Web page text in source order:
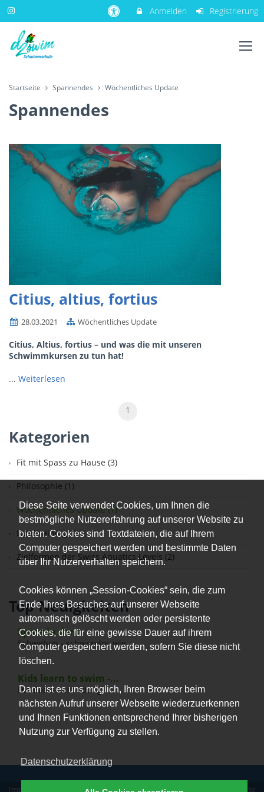
Diese Seite verwendet Cookies, um Ihnen die
bestmögliche Nutzererfahrung auf unserer Website zu
bieten. Cookies sind Textdateien, die auf Ihrem
Computer gespeichert werden und bestimmte Daten
über Ihr Nutzerverhalten speichern.
Cookies können „Session-Cookies“ sein, die zum
Ende Ihres Besuches auf unserer Webseite
automatisch gelöscht werden oder persistente
Cookies, die für eine gewisse Dauer auf ihrem
Computer gespeichert werden, sofern Sie diese nicht
löschen.
Dann ist es uns möglich, Ihren Browser beim
nächsten Aufruf unserer Webseite wiederzuerkennen
und Ihnen Funktionen entsprechend Ihrer bisherigen
Nutzung zur Verfügung zu stellen.
Datenschutzerklärung
Anmelden Registrierung
Startseite Spannendes Wöchentliches Update
Spannendes
Citius, altius, fortius
28.03.2021 Wöchentliches Update
Citius, Altius, fortius – und was die mit unseren
Schwimmkursen zu tun hat!
... Weiterlesen
1
Kategorien
Fit mit Spass zu Hause (3)
Philosophie (1)
Wöchentliches Update (1)
Landtraining (2)
Zielformen der Swiss Aquatics Levels (2)
Top Neuigkeiten
Spass in der...
Schweben - schwerelos wie...
Kids learn to swim -...
Die Basic-Ausbildung...
Impressum Datenschutz |Erklärung zur Barrierefreiheit Allgemeine